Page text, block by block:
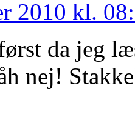
2010 kl.
da jeg
nej!